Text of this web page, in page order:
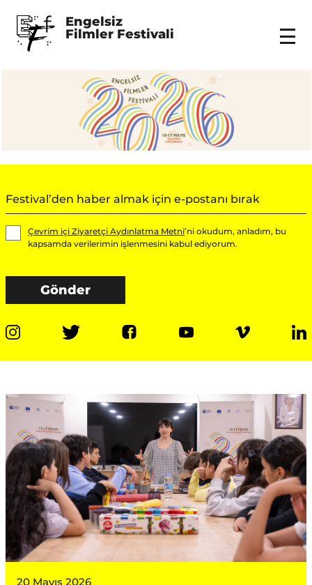
Engelsiz
Filmler Festivali
Menu
common.email
Çevrim içi Ziyaretçi Aydınlatma Metni’ni okudum, anladım, bu
kapsamda verilerimin işlenmesini kabul ediyorum.
Gönder
20 Mayıs 2026